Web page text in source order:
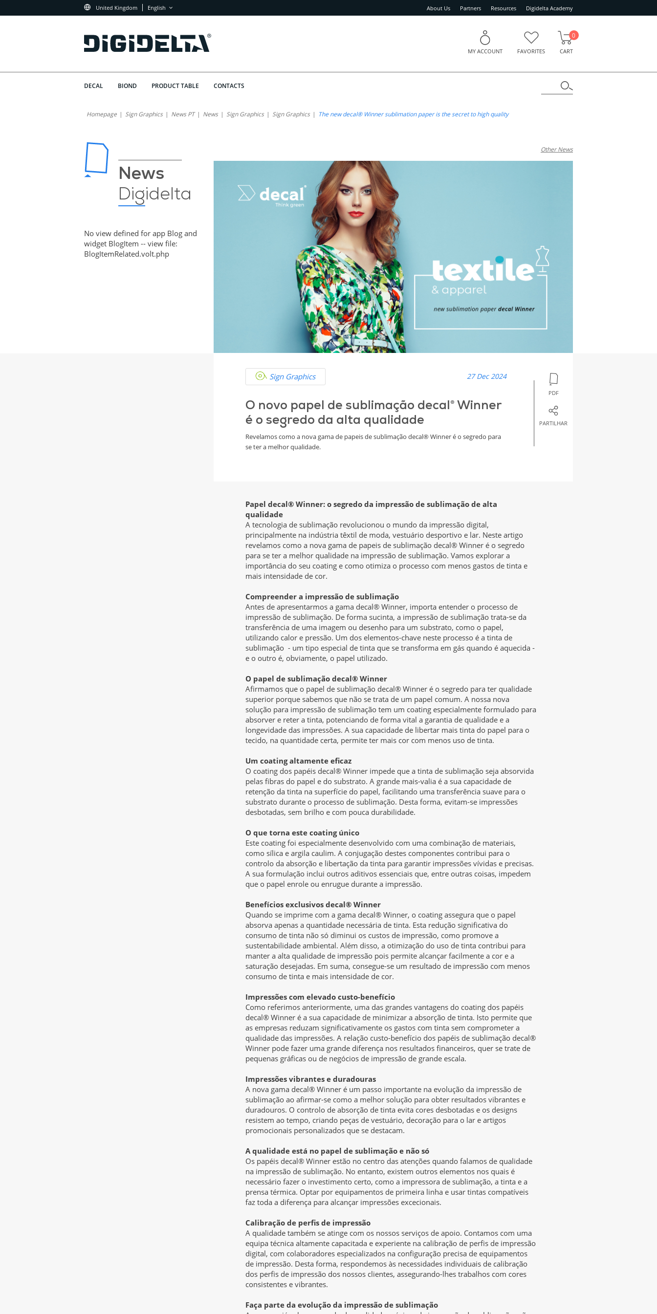
United Kingdom English About Us Partners Resources Digidelta Academy
MY ACCOUNT FAVORITES CART
0
DECAL BIOND PRODUCT TABLE CONTACTS
Homepage Sign Graphics News PT News Sign Graphics Sign Graphics The new decal® Winner sublimation paper is the secret to high quality
News
Digidelta
Other News
No view defined for app Blog and
widget BlogItem -- view file:
BlogItemRelated.volt.php
Sign Graphics 27 Dec 2024
O novo papel de sublimação decal® Winner
é o segredo da alta qualidade
Revelamos como a nova gama de papeis de sublimação decal® Winner é o segredo para
se ter a melhor qualidade.
PDF
PARTILHAR
Papel decal® Winner: o segredo da impressão de sublimação de alta
qualidade
A tecnologia de sublimação revolucionou o mundo da impressão digital,
principalmente na indústria têxtil de moda, vestuário desportivo e lar. Neste artigo
revelamos como a nova gama de papeis de sublimação decal® Winner é o segredo
para se ter a melhor qualidade na impressão de sublimação. Vamos explorar a
importância do seu coating e como otimiza o processo com menos gastos de tinta e
mais intensidade de cor.
Compreender a impressão de sublimação
Antes de apresentarmos a gama decal® Winner, importa entender o processo de
impressão de sublimação. De forma sucinta, a impressão de sublimação trata-se da
transferência de uma imagem ou desenho para um substrato, como o papel,
utilizando calor e pressão. Um dos elementos-chave neste processo é a tinta de
sublimação - um tipo especial de tinta que se transforma em gás quando é aquecida -
e o outro é, obviamente, o papel utilizado.
O papel de sublimação decal® Winner
Afirmamos que o papel de sublimação decal® Winner é o segredo para ter qualidade
superior porque sabemos que não se trata de um papel comum. A nossa nova
solução para impressão de sublimação tem um coating especialmente formulado para
absorver e reter a tinta, potenciando de forma vital a garantia de qualidade e a
longevidade das impressões. A sua capacidade de libertar mais tinta do papel para o
tecido, na quantidade certa, permite ter mais cor com menos uso de tinta.
Um coating altamente eficaz
O coating dos papéis decal® Winner impede que a tinta de sublimação seja absorvida
pelas fibras do papel e do substrato. A grande mais-valia é a sua capacidade de
retenção da tinta na superfície do papel, facilitando uma transferência suave para o
substrato durante o processo de sublimação. Desta forma, evitam-se impressões
desbotadas, sem brilho e com pouca durabilidade.
O que torna este coating único
Este coating foi especialmente desenvolvido com uma combinação de materiais,
como sílica e argila caulim. A conjugação destes componentes contribui para o
controlo da absorção e libertação da tinta para garantir impressões vívidas e precisas.
A sua formulação inclui outros aditivos essenciais que, entre outras coisas, impedem
que o papel enrole ou enrugue durante a impressão.
Benefícios exclusivos decal® Winner
Quando se imprime com a gama decal® Winner, o coating assegura que o papel
absorva apenas a quantidade necessária de tinta. Esta redução significativa do
consumo de tinta não só diminui os custos de impressão, como promove a
sustentabilidade ambiental. Além disso, a otimização do uso de tinta contribui para
manter a alta qualidade de impressão pois permite alcançar facilmente a cor e a
saturação desejadas. Em suma, consegue-se um resultado de impressão com menos
consumo de tinta e mais intensidade de cor.
Impressões com elevado custo-benefício
Como referimos anteriormente, uma das grandes vantagens do coating dos papéis
decal® Winner é a sua capacidade de minimizar a absorção de tinta. Isto permite que
as empresas reduzam significativamente os gastos com tinta sem comprometer a
qualidade das impressões. A relação custo-benefício dos papéis de sublimação decal®
Winner pode fazer uma grande diferença nos resultados financeiros, quer se trate de
pequenas gráficas ou de negócios de impressão de grande escala.
Impressões vibrantes e duradouras
A nova gama decal® Winner é um passo importante na evolução da impressão de
sublimação ao afirmar-se como a melhor solução para obter resultados vibrantes e
duradouros. O controlo de absorção de tinta evita cores desbotadas e os designs
resistem ao tempo, criando peças de vestuário, decoração para o lar e artigos
promocionais personalizados que se destacam.
A qualidade está no papel de sublimação e não só
Os papéis decal® Winner estão no centro das atenções quando falamos de qualidade
na impressão de sublimação. No entanto, existem outros elementos nos quais é
necessário fazer o investimento certo, como a impressora de sublimação, a tinta e a
prensa térmica. Optar por equipamentos de primeira linha e usar tintas compatíveis
faz toda a diferença para alcançar impressões excecionais.
Calibração de perfis de impressão
A qualidade também se atinge com os nossos serviços de apoio. Contamos com uma
equipa técnica altamente capacitada e experiente na calibração de perfis de impressão
digital, com colaboradores especializados na configuração precisa de equipamentos
de impressão. Desta forma, respondemos às necessidades individuais de calibração
dos perfis de impressão dos nossos clientes, assegurando-lhes trabalhos com cores
consistentes e vibrantes.
Faça parte da evolução da impressão de sublimação